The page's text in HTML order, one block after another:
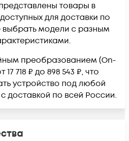
товары в
для доставки по
модели с разным
преобразованием (On-
718 ₽ до 898 543 ₽, что
устройство под любой
доставкой по всей России.